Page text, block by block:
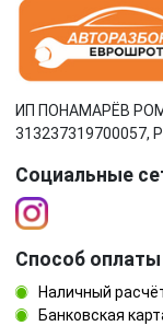
ИП ПОНАМАРЁВ
313237319700057,
Социальные
Способ оплаты
Наличный
Банковская